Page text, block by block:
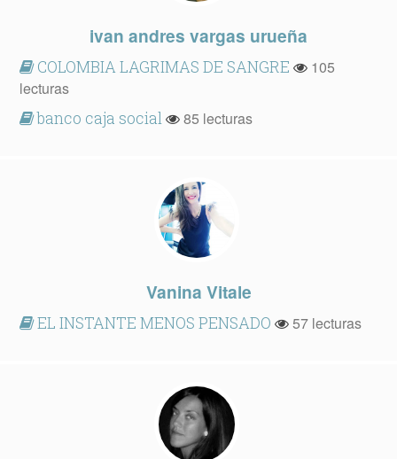
ivan andres vargas urueña
COLOMBIA LAGRIMAS DE SANGRE
105
lecturas
banco caja social
85 lecturas
Vanina Vitale
EL INSTANTE MENOS PENSADO 57 lecturas